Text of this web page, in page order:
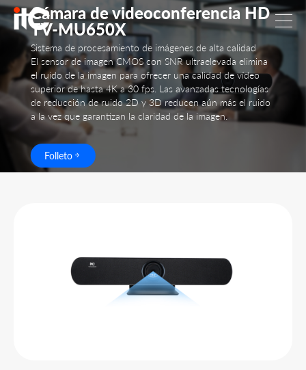
Cámara de videoconferencia HD
TV-MU650X
Sistema de procesamiento de imágenes de alta calidad
El sensor de imagen CMOS con SNR ultraelevada elimina
el ruido de la imagen para ofrecer una calidad de vídeo
superior de hasta 4K a 30 fps. Las avanzadas tecnologías
de reducción de ruido 2D y 3D reducen aún más el ruido
a la vez que garantizan la claridad de la imagen.
Folleto